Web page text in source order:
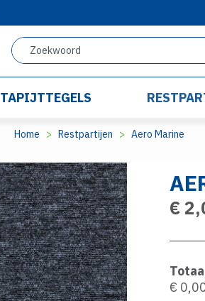
TAPIJTTEGELS
Home Restpartijen Aero Marine
€
€